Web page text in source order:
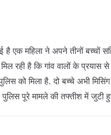
h
महिला ने अपने तीनों बच्चों
है कि गांव वालों के प्रयास से
को मिला है. दो बच्चे अभी
पूरे मामले की तफ्तीश में जुटी